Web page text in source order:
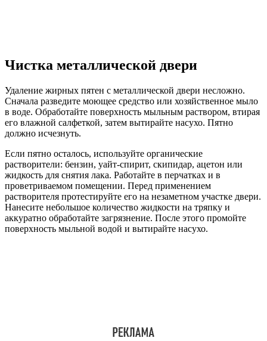
Чистка металлической двери
Удаление жирных пятен с металлической двери несложно.
Сначала разведите моющее средство или хозяйственное мыло
в воде. Обработайте поверхность мыльным раствором, втирая
его влажной салфеткой, затем вытирайте насухо. Пятно
должно исчезнуть.
Если пятно осталось, используйте органические
растворители: бензин, уайт-спирит, скипидар, ацетон или
жидкость для снятия лака. Работайте в перчатках и в
проветриваемом помещении. Перед применением
растворителя протестируйте его на незаметном участке двери.
Нанесите небольшое количество жидкости на тряпку и
аккуратно обработайте загрязнение. После этого промойте
поверхность мыльной водой и вытирайте насухо.